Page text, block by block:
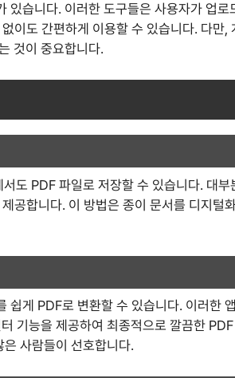
있습니다. 이러한 도구들은 사용자가 업로
이도 간편하게 이용할 수 있습니다. 다만,
것이 중요합니다.
도 PDF 파일로 저장할 수 있습니다. 대부
공합니다. 이 방법은 종이 문서를 디지털
쉽게 PDF로 변환할 수 있습니다. 이러한
기능을 제공하여 최종적으로 깔끔한 PDF
사람들이 선호합니다.